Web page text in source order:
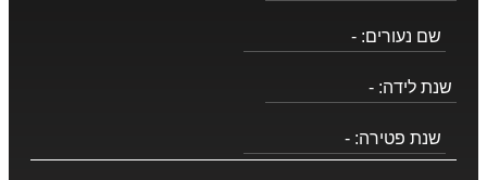
שם נעורים: -
שנת לידה: -
שנת פטירה: -